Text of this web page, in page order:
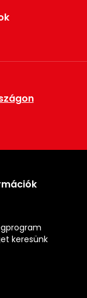
keresünk